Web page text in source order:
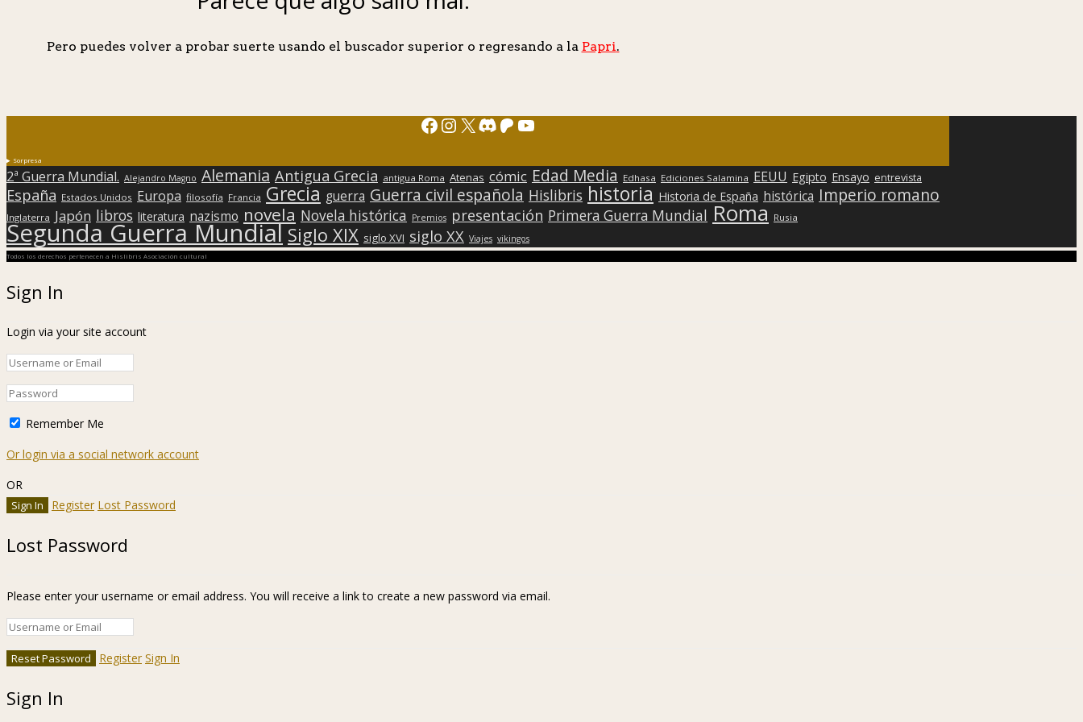
Pero puedes volver a probar suerte usando el buscador superior o regresando a la Papri.
Facebook
Instagram
X Discord
Patreon
YouTube
Sorpresa
2ª Guerra Mundial. Alejandro Magno Alemania Antigua Grecia antigua Roma Atenas cómic Edad Media Edhasa Ediciones Salamina EEUU Egipto Ensayo entrevista
España Estados Unidos Europa filosofía Francia Grecia guerra Guerra civil española Hislibris historia Historia de España histórica Imperio romano
Inglaterra Japón libros literatura nazismo novela Novela histórica Premios presentación Primera Guerra Mundial Roma Rusia
Segunda Guerra Mundial Siglo XIX siglo XVI siglo XX Viajes vikingos
Todos los derechos pertenecen a Hislibris Asociación cultural
Sign In
Login via your site account
Remember Me
Or login via a social network account
OR
Register Lost Password
Lost Password
Please enter your username or email address. You will receive a link to create a new password via email.
Register Sign In
Sign In